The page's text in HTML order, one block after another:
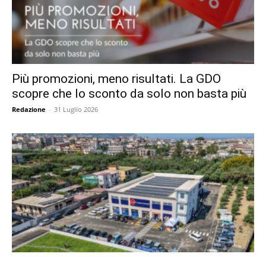
Più promozioni, meno risultati. La GDO
scopre che lo sconto da solo non basta più
Redazione - 31 Luglio 2026